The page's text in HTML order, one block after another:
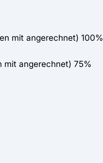
mit angerechnet) 100%
mit angerechnet) 75%